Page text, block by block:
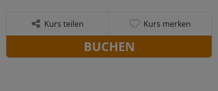
Kurs teilen Kurs merken
BUCHEN